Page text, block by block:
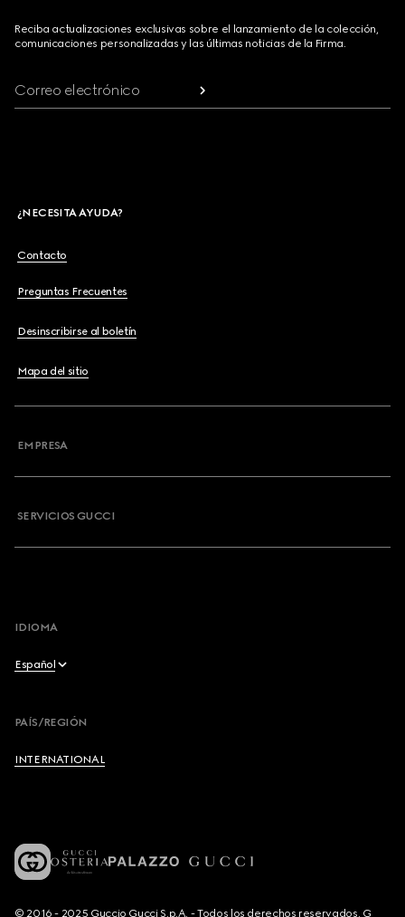
Reciba actualizaciones exclusivas sobre el lanzamiento de la colección,
comunicaciones personalizadas y las últimas noticias de la Firma.
Correo electrónico
¿NECESITA AYUDA?
Contacto
Preguntas Frecuentes
Desinscribirse al boletín
Mapa del sitio
EMPRESA
SERVICIOS GUCCI
IDIOMA
Español
Français
PAÍS/REGIÓN
INTERNATIONAL
© 2016 - 2025 Guccio Gucci S.p.A. - Todos los derechos reservados. G